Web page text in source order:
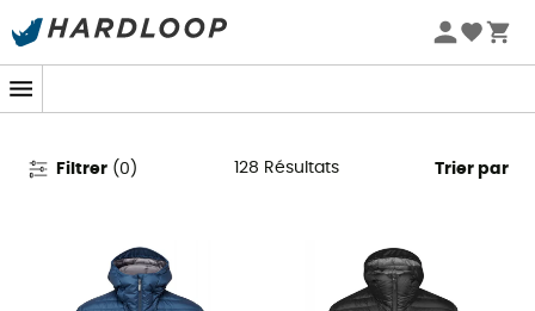
Promos d'été 🔥 -5 % EXTRA dès 2 produits* code Summer5
Doudounes Rab pour homme
Filtrer (0 ) 128 Résultats Trier par